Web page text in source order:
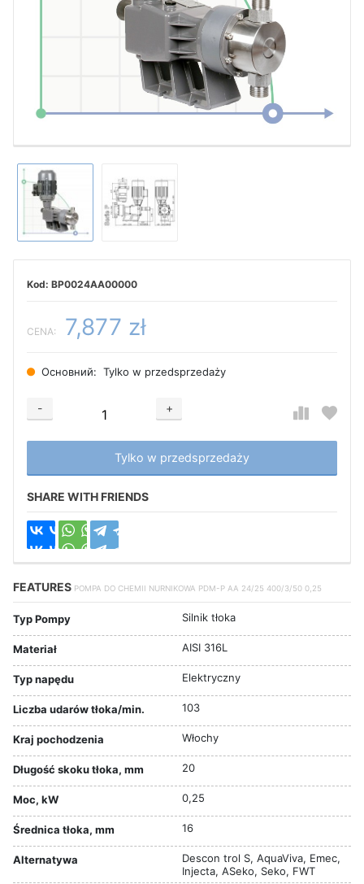
BP0024AA00000
CENA: 7,877 zł
Основний: Tylko w przedsprzedaży
-
+
Добавляется...
Tylko w przedsprzedaży
Добавлен
SHARE WITH FRIENDS
FEATURES POMPA DO CHEMII NURNIKOWA PDM-P AA 24/25 400/3/50 0,25
Typ Pompy Silnik tłoka
Materiał AISI 316L
Typ napędu Elektryczny
Liczba udarów tłoka/min. 103
Kraj pochodzenia Włochy
Długość skoku tłoka, mm 20
Moc, kW 0,25
Średnica tłoka, mm 16
Alternatywa
Descon trol S, AquaViva, Emec,
Injecta, ASeko, Seko, FWT